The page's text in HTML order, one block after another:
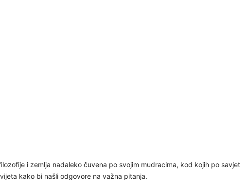
i zemlja nadaleko čuvena po svojim mudracima, kod kojih po savjet
kako bi našli odgovore na važna pitanja.